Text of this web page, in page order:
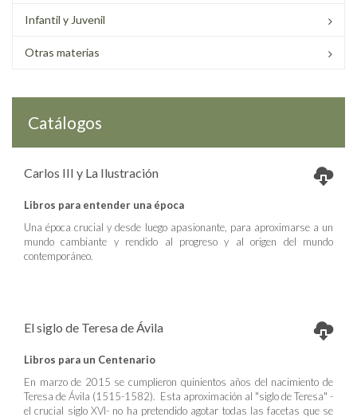
Infantil y Juvenil
Otras materias
Catálogos
Carlos III y La Ilustración
Libros para entender una época
Una época crucial y desde luego apasionante, para aproximarse a un
mundo cambiante y rendido al progreso y al origen del mundo
contemporáneo.
El siglo de Teresa de Ávila
Libros para un Centenario
En marzo de 2015 se cumplieron quinientos años del nacimiento de
Teresa de Ávila (1515-1582). Esta aproximación al "siglo de Teresa" -
el crucial siglo XVI- no ha pretendido agotar todas las facetas que se